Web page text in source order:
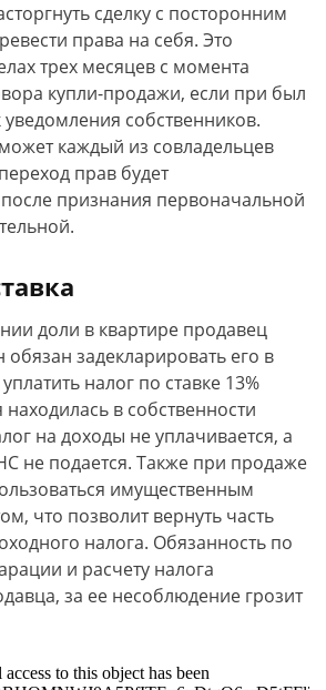
сделку с посторонним
права на себя. Это
трех месяцев с момента
купли-продажи, если при был
собственников.
каждый из совладельцев
прав будет
признания первоначальной
доли в квартире продавец
задекларировать его в
налог по ставке 13%
в собственности
на доходы не уплачивается, а
не подается. Также при продаже
имущественным
что позволит вернуть часть
налога. Обязанность по
и расчету налога
за ее несоблюдение грозит